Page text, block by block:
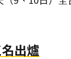
出爐